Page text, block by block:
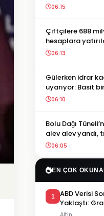
06:15
Çiftçilere 688
hesaplara
06:13
Gülerken idrar
uyarıyor: Basit
06:10
Bolu Dağı
alev alev yandı,
06:05
EN ÇOK
1
ABD Verisi
Yaklaştı: